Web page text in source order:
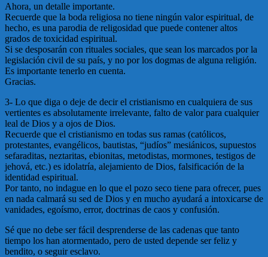
Ahora, un detalle importante.
Recuerde que la boda religiosa no tiene ningún valor espiritual, de
hecho, es una parodia de religosidad que puede contener altos
grados de toxicidad espiritual.
Si se desposarán con rituales sociales, que sean los marcados por la
legislación civil de su país, y no por los dogmas de alguna religión.
Es importante tenerlo en cuenta.
Gracias.
3- Lo que diga o deje de decir el cristianismo en cualquiera de sus
vertientes es absolutamente irrelevante, falto de valor para cualquier
leal de Dios y a ojos de Dios.
Recuerde que el cristianismo en todas sus ramas (católicos,
protestantes, evangélicos, bautistas, “judíos” mesiánicos, supuestos
sefaraditas, neztaritas, ebionitas, metodistas, mormones, testigos de
jehová, etc.) es idolatría, alejamiento de Dios, falsificación de la
identidad espiritual.
Por tanto, no indague en lo que el pozo seco tiene para ofrecer, pues
en nada calmará su sed de Dios y en mucho ayudará a intoxicarse de
vanidades, egoísmo, error, doctrinas de caos y confusión.
Sé que no debe ser fácil desprenderse de las cadenas que tanto
tiempo los han atormentado, pero de usted depende ser feliz y
bendito, o seguir esclavo.